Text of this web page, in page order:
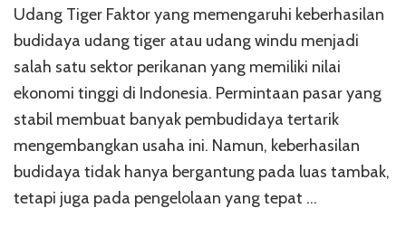
Budidaya
Udang
Udang Tiger Faktor yang memengaruhi keberhasilan
budidaya udang tiger atau udang windu menjadi
salah satu sektor perikanan yang memiliki nilai
ekonomi tinggi di Indonesia. Permintaan pasar yang
stabil membuat banyak pembudidaya tertarik
mengembangkan usaha ini. Namun, keberhasilan
budidaya tidak hanya bergantung pada luas tambak,
tetapi juga pada pengelolaan yang tepat …